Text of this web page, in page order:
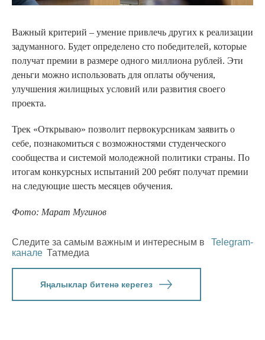
Важный критерий – умение привлечь других к реализации
задуманного. Будет определено сто победителей, которые
получат премии в размере одного миллиона рублей. Эти
деньги можно использовать для оплаты обучения,
улучшения жилищных условий или развития своего
проекта.
Трек «Открываю» позволит первокурсникам заявить о
себе, познакомиться с возможностями студенческого
сообщества и системой молодежной политики страны. По
итогам конкурсных испытаний 200 ребят получат премии
на следующие шесть месяцев обучения.
Фото: Марат Мугинов
Следите за самым важным и интересным в
Telegram-
канале Татмедиа
Яңалыклар битенә керегез